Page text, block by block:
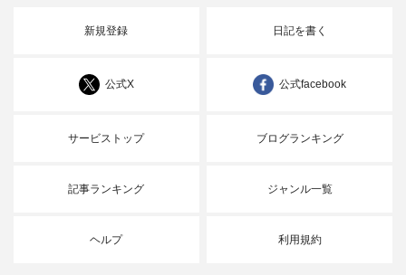
新規登録 日記を書く
公式X 公式facebook
サービストップ ブログランキング
記事ランキング ジャンル一覧
ヘルプ 利用規約